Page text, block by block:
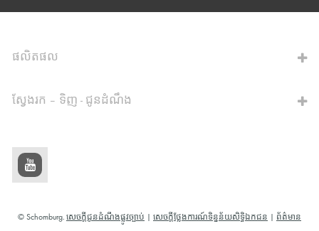
ផលិតផល
ស្វែងរក – ទិញ - ជូនដំណឹង
© Schomburg. សេចក្តីជូនដំណឹងផ្លូវច្បាប់ សេចក្តីថ្លែងការណ៍ទិន្នន័យសិទ្ធិឯកជន ព័ត៌មាន